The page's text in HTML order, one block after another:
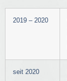
2019 – 2020
seit 2020